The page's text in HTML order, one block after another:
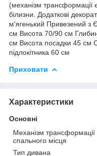
(механізм трансформації
білизни. Додаткові
м‘ягенький Привезений з
см Висота 70/90 см
см Висота посадки 45 см
підлокітника 60 см
Приховати
Характеристики
Основні
Механізм трансформації
спального місця
Тип дивана